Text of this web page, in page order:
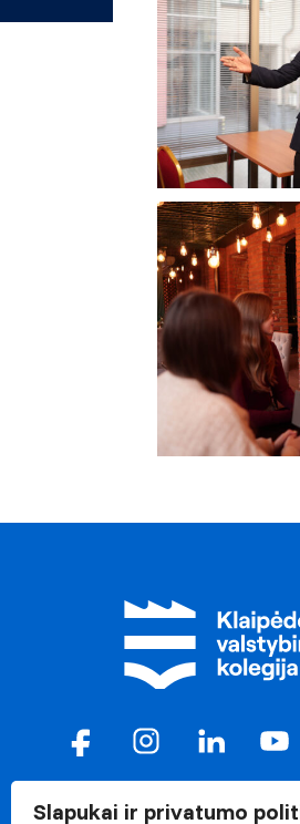
Slapukai ir privatumo